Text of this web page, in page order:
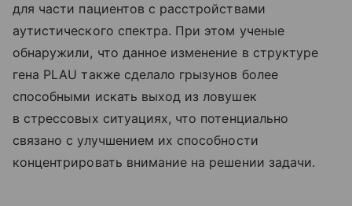
для части пациентов с расстройствами
аутистического спектра. При этом ученые
обнаружили, что данное изменение в структуре
гена PLAU также сделало грызунов более
способными искать выход из ловушек
в стрессовых ситуациях, что потенциально
связано с улучшением их способности
концентрировать внимание на решении задачи.